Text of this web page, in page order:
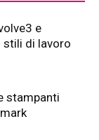
e
di lavoro
stampanti